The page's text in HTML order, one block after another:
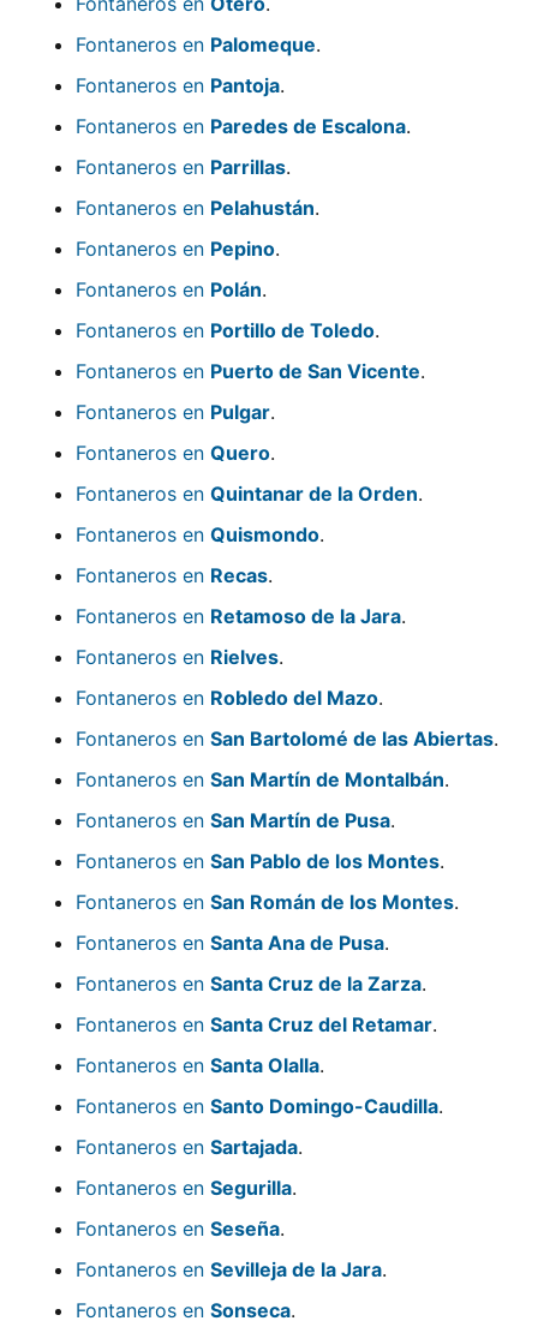
Fontaneros en Palomeque.
Fontaneros en Pantoja.
Fontaneros en Paredes de Escalona.
Fontaneros en Parrillas.
Fontaneros en Pelahustán.
Fontaneros en Pepino.
Fontaneros en Polán.
Fontaneros en Portillo de Toledo.
Fontaneros en Puerto de San Vicente.
Fontaneros en Pulgar.
Fontaneros en Quero.
Fontaneros en Quintanar de la Orden.
Fontaneros en Quismondo.
Fontaneros en Recas.
Fontaneros en Retamoso de la Jara.
Fontaneros en Rielves.
Fontaneros en Robledo del Mazo.
Fontaneros en San Bartolomé de las Abiertas.
Fontaneros en San Martín de Montalbán.
Fontaneros en San Martín de Pusa.
Fontaneros en San Pablo de los Montes.
Fontaneros en San Román de los Montes.
Fontaneros en Santa Ana de Pusa.
Fontaneros en Santa Cruz de la Zarza.
Fontaneros en Santa Cruz del Retamar.
Fontaneros en Santa Olalla.
Fontaneros en Santo Domingo-Caudilla.
Fontaneros en Sartajada.
Fontaneros en Segurilla.
Fontaneros en Seseña.
Fontaneros en Sevilleja de la Jara.
Fontaneros en Sonseca.